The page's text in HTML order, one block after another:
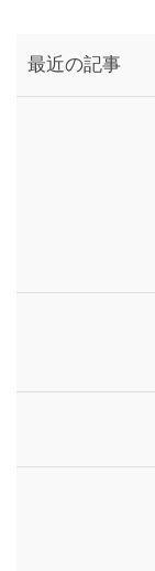
最近の記事